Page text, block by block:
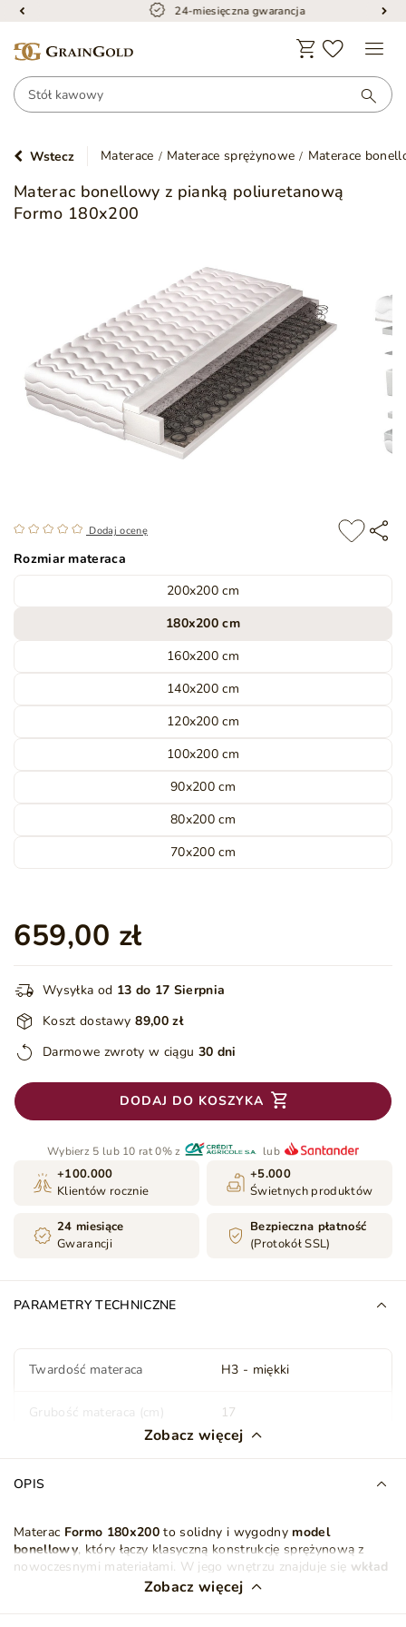
24-miesięczna gwarancja
Wstecz Materace Materace sprężynowe Materace
Materac bonellowy z pianką poliuretanową
Formo 180x200
Dodaj ocenę
Rozmiar materaca
200x200 cm
180x200 cm
160x200 cm
140x200 cm
120x200 cm
100x200 cm
90x200 cm
80x200 cm
70x200 cm
659,00 zł
Wysyłka od 13 do 17 Sierpnia
Koszt dostawy 89,00 zł
Darmowe zwroty w ciągu 30 dni
DODAJ DO KOSZYKA
Wybierz 5 lub 10 rat 0% z lub
+100.000
Klientów rocznie
+5.000
Świetnych produktów
24 miesiące
Gwarancji
Bezpieczna płatność
(Protokół SSL)
PARAMETRY TECHNICZNE
Twardość materaca H3 - miękki
Grubość materaca (cm) 17
Pokrowiec
Antyalergiczny
Waga 21 kg
1
Zobacz więcej
OPIS
Materac Formo 180x200to solidny i wygodny model
bonellowy, który łączy klasyczną konstrukcję sprężynową z
nowoczesnymi materiałami. W jego wnętrzu znajduje się wkład
ze sprężyn Bonellowych, połączonych w trwały system,
zapewniający równomierne rozłożenie ciężaru ciała oraz stabilne
podparcie podczas snu. Sprężyny w kształcie klepsydry reagują
Zobacz więcej